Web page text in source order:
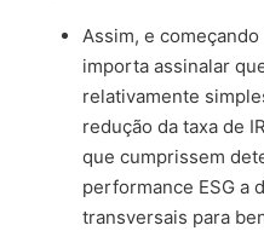
Assim, e
importa assinalar
relativamente
redução da taxa de
que cumprissem
performance ESG a
transversais para